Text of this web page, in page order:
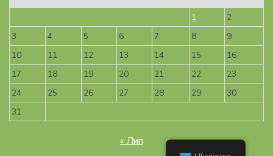
1
2
3
4 5 6 7 8
9
10
11 12 13 14 15
16
17
18 19 20 21 22
23
24
25 26 27 28 29
30
31
« Лип